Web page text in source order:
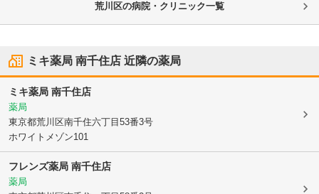
荒川区の病院・クリニック一覧
ミキ薬局 南千住店 近隣の薬局
ミキ薬局 南千住店
薬局
東京都荒川区南千住六丁目53番3号
ホワイトメゾン101
フレンズ薬局 南千住店
薬局